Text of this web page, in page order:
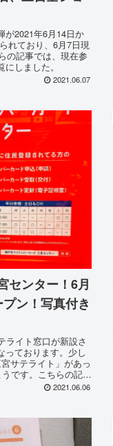
が2021年6月14日か
れており、6月7日現
の記事では、現在参
しました。
2021.06.07
センター！6月
ン！写真付き
ライト窓口が新設さ
っております。少し
サテライト」があっ
です。こちらの記事
2021.06.06